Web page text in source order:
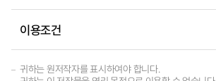
이용조건
귀하는 원저작자를 표시하여야 합니다.